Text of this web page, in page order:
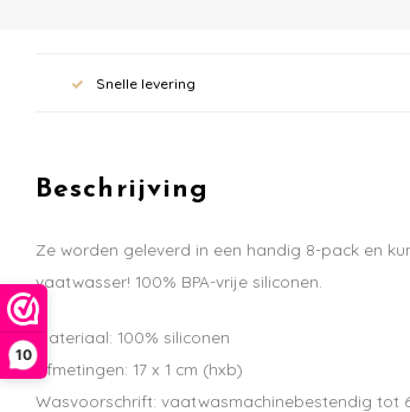
10
Snelle levering
Beschrijving
Ze worden geleverd in een handig 8-pack en
vaatwasser! 100% BPA-vrije siliconen.
Materiaal: 100% siliconen
Afmetingen: 17 x 1 cm (hxb)
Wasvoorschrift: vaatwasmachinebestendig tot